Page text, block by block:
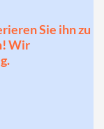
Sie ihn zu
Wir